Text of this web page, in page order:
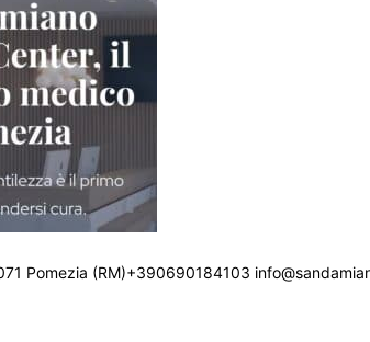
Pomezia (RM)+390690184103